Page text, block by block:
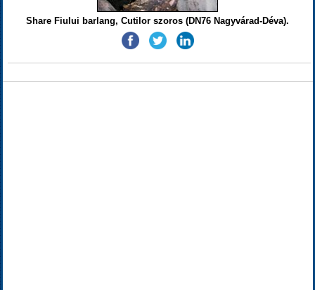
Share Fiului barlang, Cutilor szoros (DN76 Nagyvárad-Déva).